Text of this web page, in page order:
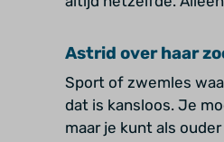
Astrid over haar
Sport of zwemles
dat is kansloos. Je
maar je kunt als